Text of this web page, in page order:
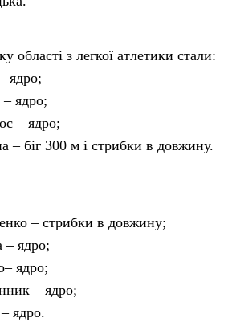
з легкої атлетики стали:
ядро;
ядро;
– ядро;
– біг 300 м і стрибки в довжину.
– стрибки в довжину;
– ядро;
ядро;
– ядро;
ядро.